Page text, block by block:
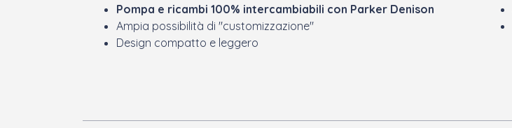
Pompa e ricambi 100% intercambiabili con Parker Denison
Ampia possibilità di "customizzazione"
Design compatto e leggero